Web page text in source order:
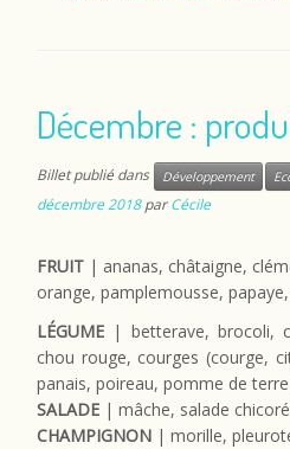
Décembre :
Billet publié dans Développement
décembre 2018 parCécile
FRUIT | ananas, châtaigne,
orange, pamplemousse,
LÉGUME | betterave, brocoli,
chou rouge, courges (courge,
panais, poireau, pomme de
SALADE | mâche, salade
CHAMPIGNON | morille,